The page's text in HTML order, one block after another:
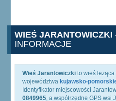
WIEŚ JARANTOWICZKI
INFORMACJE
Wieś Jarantowiczki to wieś leżąca
województwa kujawsko-
Identyfikator miejscowości
0849965, a współrzędne GPS wsi